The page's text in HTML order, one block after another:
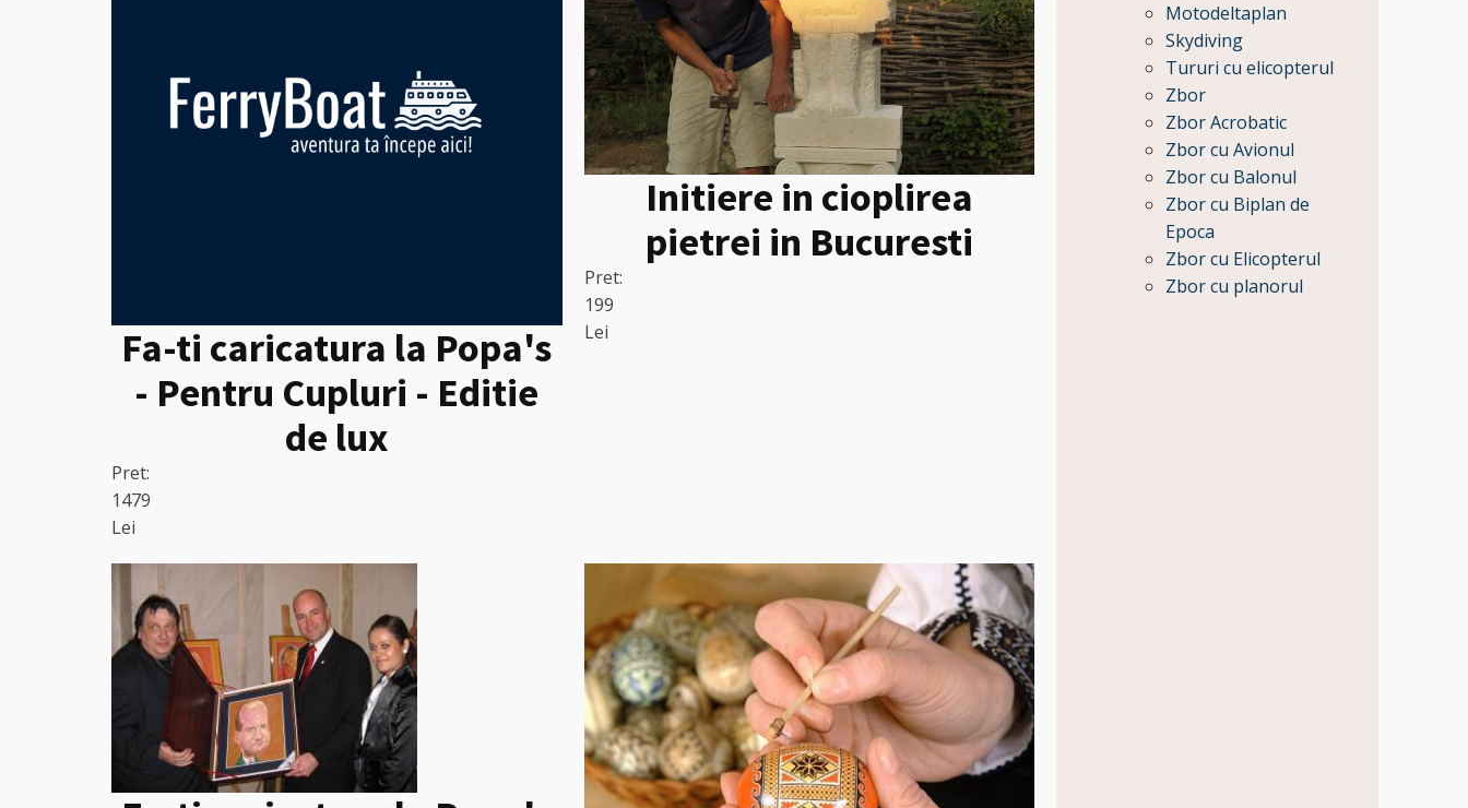
Fa-ti caricatura la Popa's
- Pentru Cupluri - Editie
de lux
Pret:
1479
Lei
Initiere in cioplirea
pietrei in Bucuresti
Pret:
199
Lei
Motodeltaplan
Skydiving
Tururi cu elicopterul
Zbor
Zbor Acrobatic
Zbor cu Avionul
Zbor cu Balonul
Zbor cu Biplan de
Epoca
Zbor cu Elicopterul
Zbor cu planorul